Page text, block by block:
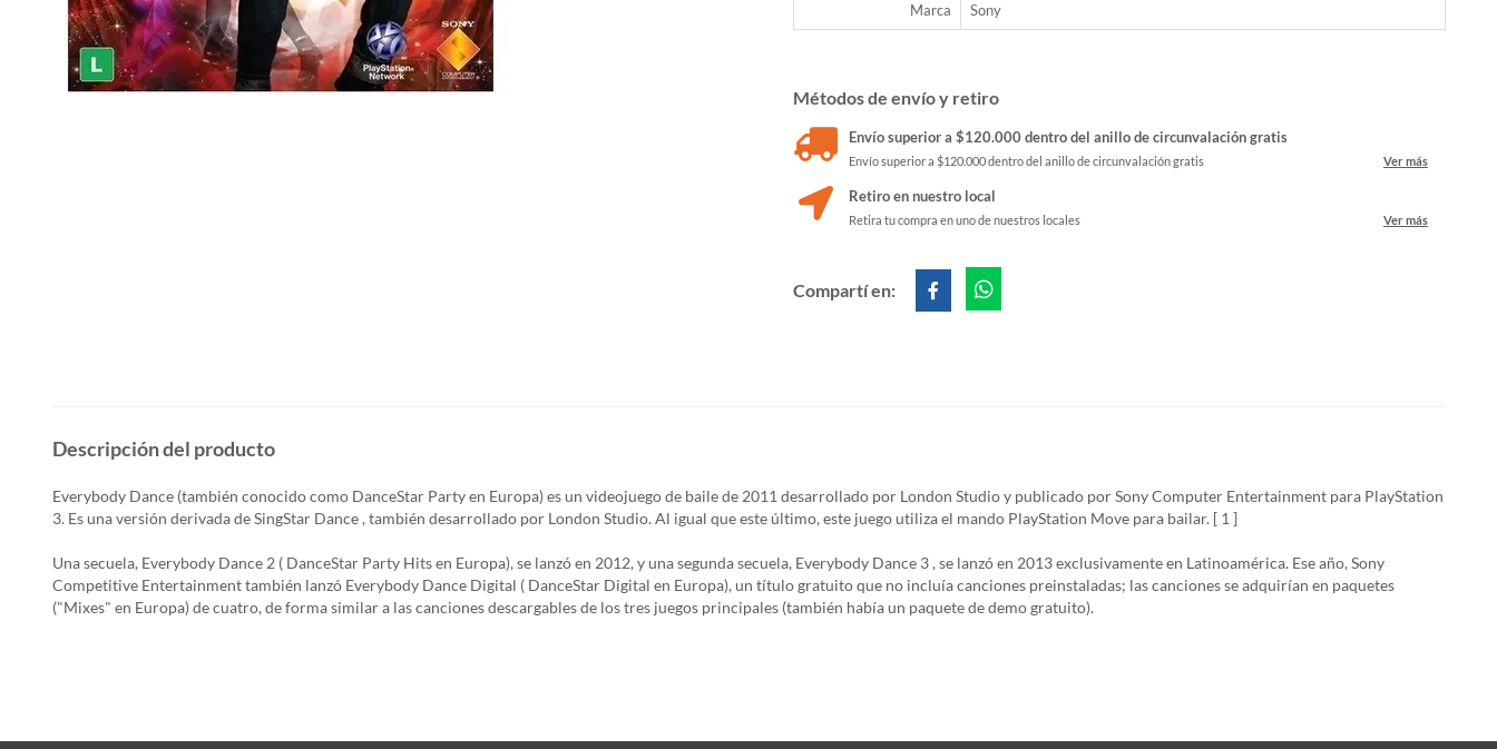
Marca Sony
Métodos de envío y retiro
Envío superior a $120.000 dentro del anillo de circunvalación gratis
Envío superior a $120.000 dentro del anillo de circunvalación gratis Ver más
Retiro en nuestro local
Retira tu compra en uno de nuestros locales Ver más
Compartí en:
Descripción del producto
Everybody Dance (también conocido como DanceStar Party en Europa) es un videojuego de baile de 2011 desarrollado por London Studio y publicado por Sony Computer Entertainment para PlayStation
3. Es una versión derivada de SingStar Dance , también desarrollado por London Studio. Al igual que este último, este juego utiliza el mando PlayStation Move para bailar. [ 1 ]
Una secuela, Everybody Dance 2 ( DanceStar Party Hits en Europa), se lanzó en 2012, y una segunda secuela, Everybody Dance 3 , se lanzó en 2013 exclusivamente en Latinoamérica. Ese año, Sony
Competitive Entertainment también lanzó Everybody Dance Digital ( DanceStar Digital en Europa), un título gratuito que no incluía canciones preinstaladas; las canciones se adquirían en paquetes
("Mixes" en Europa) de cuatro, de forma similar a las canciones descargables de los tres juegos principales (también había un paquete de demo gratuito).